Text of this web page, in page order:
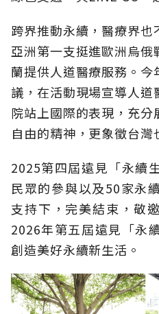
跨界推動永續，醫療界
亞洲第一支挺進歐洲烏
蘭提供人道醫療服務。
議，在活動現場宣導人
院站上國際的表現，充
自由的精神，更象徵台灣
2025第四屆遠見「永續
民眾的參與以及50家永
支持下，完美結束，敬
2026年第五屆遠見「永
創造美好永續新生活。